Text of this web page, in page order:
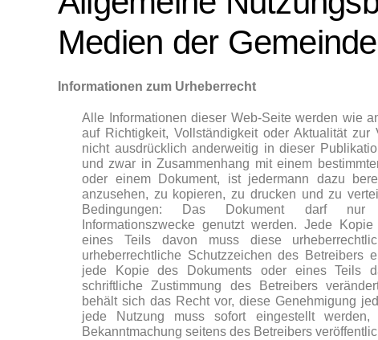
Medien der
Informationen zum Urheberrecht
Alle Informationen dieser Web-Seite werden wie
auf Richtigkeit, Vollständigkeit oder Aktualität zur
nicht ausdrücklich anderweitig in dieser
und zwar in Zusammenhang mit einem
oder einem Dokument, ist jedermann dazu
anzusehen, zu kopieren, zu drucken und zu
Bedingungen: Das Dokument darf nur
Informationszwecke genutzt werden. Jede
eines Teils davon muss diese
urheberrechtliche Schutzzeichen des Betreibers
jede Kopie des Dokuments oder eines Teils
schriftliche Zustimmung des Betreibers
behält sich das Recht vor, diese Genehmigung
jede Nutzung muss sofort eingestellt werden,
Bekanntmachung seitens des Betreibers